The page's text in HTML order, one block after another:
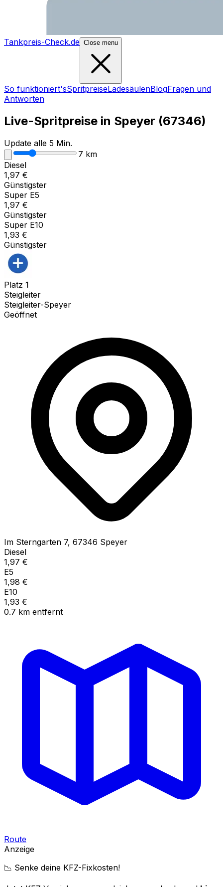
Tankpreis-Check.de Close menu
So funktioniert'sSpritpreiseLadesäulenBlogFragen und
Antworten
Live-Spritpreise in Speyer (67346)
Update alle 5 Min.
7 km
Diesel
1,97 €
Günstigster
Super E5
1,97 €
Günstigster
Super E10
1,93 €
Günstigster
Platz 1
Steigleiter
Steigleiter-Speyer
Geöffnet
Im Sterngarten 7, 67346 Speyer
Diesel
1,97 €
E5
1,98 €
E10
1,93 €
0.7 km entfernt
Route
Anzeige
📉 Senke deine KFZ-Fixkosten!